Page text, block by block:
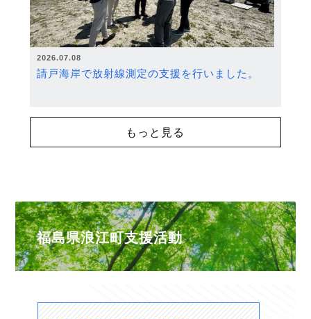
2026.07.08
請戸海岸で放射線測定の支援を行いました。
もっと見る
福島県浪江町支援活動